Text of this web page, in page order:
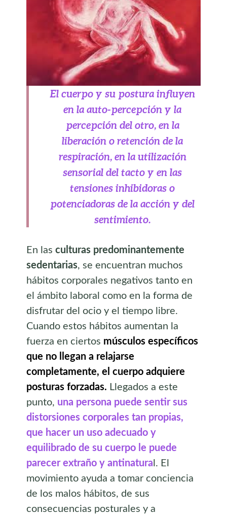
El cuerpo y su postura influyen
en la auto-percepción y la
percepción del otro, en la
liberación o retención de la
respiración, en la utilización
sensorial del tacto y en las
tensiones inhibidoras o
potenciadoras de la acción y del
sentimiento.
En las culturas predominantemente
sedentarias, se encuentran muchos
hábitos corporales negativos tanto en
el ámbito laboral como en la forma de
disfrutar del ocio y el tiempo libre.
Cuando estos hábitos aumentan la
fuerza en ciertos músculos específicos
que no llegan a relajarse
completamente, el cuerpo adquiere
posturas forzadas. Llegados a este
punto, una persona puede sentir sus
distorsiones corporales tan propias,
que hacer un uso adecuado y
equilibrado de su cuerpo le puede
parecer extraño y antinatura l. El
movimiento ayuda a tomar conciencia
de los malos hábitos, de sus
consecuencias posturales y a